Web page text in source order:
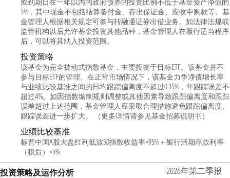
或到期日在一年以内的政府债券的投资比例不低于基金资产净值的
5%，其中现金不包括结算备付金、存出保证金、应收申购款等。基
金管理人根据相关规定可参与转融通证券出借业务。如法律法规或
监管机构以后允许基金投资其他品种，基金管理人在履行适当程序
后，可以将其纳入投资范围。
投资策略
该基金为完全被动式指数基金，主要投资于目标ETF。该基金并不
参与目标ETF的管理。在正常市场情况下，该基金力争净值增长率
与业绩比较基准之间的日均跟踪偏离度不超过0.35%，年跟踪误差不
超过4%。如因指数编制规则调整或其他因素导致跟踪偏离度和跟踪
误差超过上述范围，基金管理人应采取合理措施避免跟踪偏离度、
跟踪误差进一步扩大。 （更多详情请参见基金招募说明书）
业绩比较基准
标普中国A股大盘红利低波50指数收益率×95%＋银行活期存款利率
（税后）×5%
投资策略及运作分析 2026年第二季报